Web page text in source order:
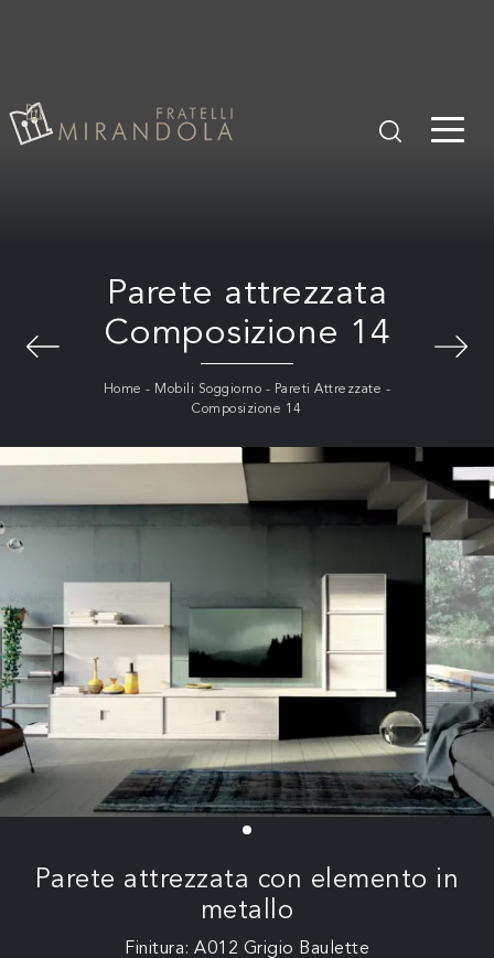
Parete attrezzata
Composizione 14
Home - Mobili Soggiorno - Pareti Attrezzate -
Composizione 14
Parete attrezzata con elemento in
metallo
Finitura: A012 Grigio Baulette